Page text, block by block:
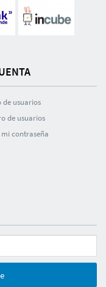
de usuarios
de usuarios
contraseña